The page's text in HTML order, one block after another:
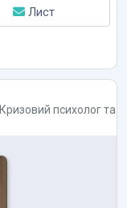
Лист
Кризовий психологта